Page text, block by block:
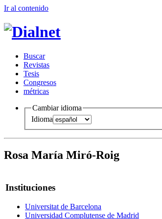
Ir al contenido
Buscar
Revistas
Tesis
Congresos
métricas
Cambiar idioma
Idioma
Rosa María Miró-Roig
Instituciones
Universitat de Barcelona
Universidad Complutense de Madrid